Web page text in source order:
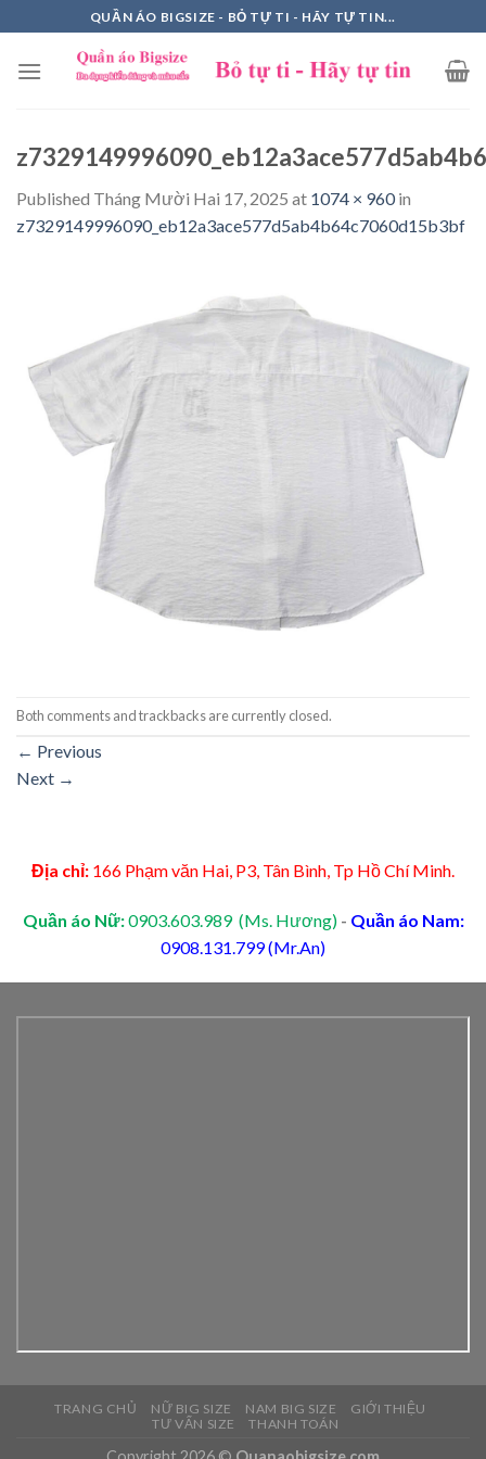
to
content
QUẦN ÁO BIGSIZE - BỎ TỰ TI - HÃY TỰ TIN...
Published Tháng Mười Hai 17, 2025 at 1074 × 960in
z7329149996090_eb12a3ace577d5ab4b64c7060d15b3bf
Both comments and trackbacks are currently closed.
← Previous
Next →
Địa chỉ: 166 Phạm văn Hai, P3, Tân Bình, Tp Hồ Chí Minh.
Quần áo Nữ:0903.603.989 (Ms. Hương) - Quần áo Nam:
0908.131.799 (Mr.An)
TRANG CHỦ NỮ BIG SIZE NAM BIG SIZE
GIỚI THIỆU
TƯ VẤN SIZE
THANH TOÁN